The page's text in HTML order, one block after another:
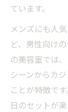
ています。
メンズにも人
ど、男性向け
の美容室では
シーンからカ
ことが特徴で
日のセットが